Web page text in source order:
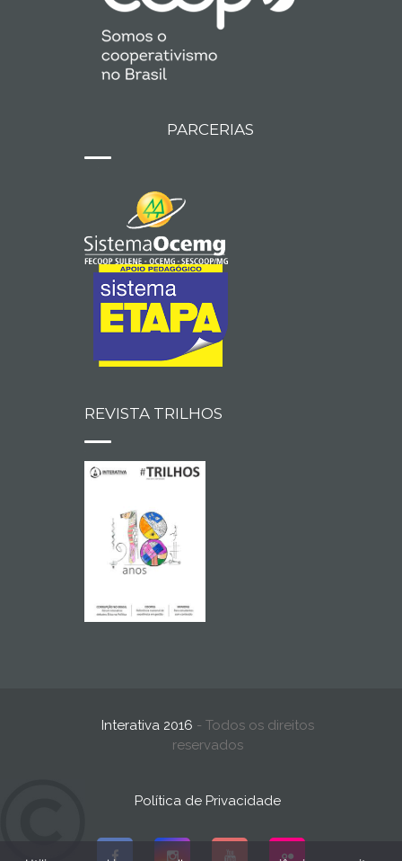
PARCERIAS
REVISTA TRILHOS
Interativa 2016 - Todos os direitos
reservados
Política de Privacidade